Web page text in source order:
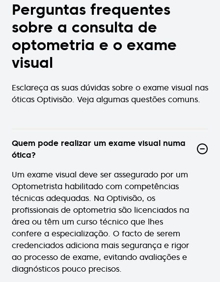
Perguntas frequentes
sobre a consulta de
optometria e o exame
visual
Esclareça as suas dúvidas sobre o exame visual nas
óticas Optivisão. Veja algumas questões comuns.
Quem pode realizar um exame visual numa
ótica?
Um exame visual deve ser assegurado por um
Optometrista habilitado com competências
técnicas adequadas. Na Optivisão, os
profissionais de optometria são licenciados na
área ou têm um curso técnico que lhes
confere a especialização. O facto de serem
credenciados adiciona mais segurança e rigor
ao processo de exame, evitando avaliações e
diagnósticos pouco precisos.